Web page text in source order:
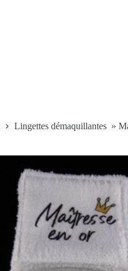
Lingettes démaquillantes »